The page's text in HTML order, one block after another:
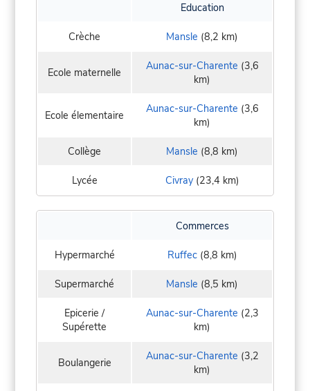
Education
Crèche Mansle (8,2 km)
Ecole maternelle Aunac-sur-Charente (3,6
km)
Ecole élementaire Aunac-sur-Charente (3,6
km)
Collège Mansle (8,8 km)
Lycée Civray(23,4 km)
Commerces
Hypermarché Ruffec(8,8 km)
Supermarché Mansle (8,5 km)
Epicerie /
Supérette
Aunac-sur-Charente (2,3
km)
Boulangerie Aunac-sur-Charente (3,2
km)